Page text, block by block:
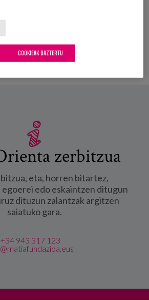
zerbitzua
eta, horren bitartez,
edo eskaintzen ditugun
dituzun zalantzak argitzen
saiatuko gara.
+34 943 317 123
COOKIEAK BAZTERTU